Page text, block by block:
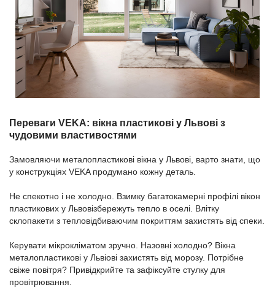
Переваги VEKA: вікна пластикові у Львові з
чудовими властивостями
Замовляючи металопластикові вікна у Львові, варто знати, що
у конструкціях VEKA продумано кожну деталь.
Не спекотно і не холодно. Взимку багатокамерні профілі вікон
пластикових у Львовізбережуть тепло в оселі. Влітку
склопакети з тепловідбиваючим покриттям захистять від спеки.
Керувати мікрокліматом зручно. Назовні холодно? Вікна
металопластикові у Львіові захистять від морозу. Потрібне
свіже повітря? Привідкрийте та зафіксуйте стулку для
провітрювання.